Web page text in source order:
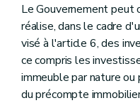
Le Gouvernement peut
réalise, dans le cadre
visé à l'article 6, des
ce compris les
immeuble par nature ou
du précompte